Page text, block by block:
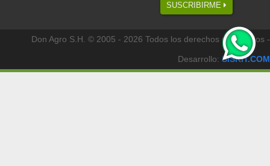
SUSCRIBIRME
Don Agro S.H. © 2005 - 2026 Todos los derechos reservados -
Desarrollo: SISKIT.COM